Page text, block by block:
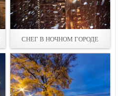
СНЕГ В НОЧНОМ ГОРОДЕ